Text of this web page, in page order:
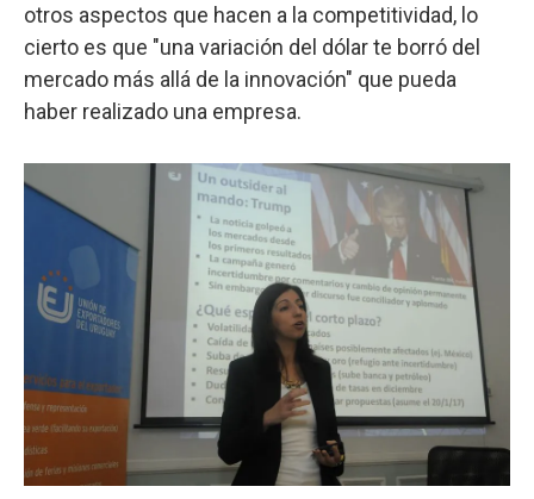
otros aspectos que hacen a la competitividad, lo
cierto es que "una variación del dólar te borró del
mercado más allá de la innovación" que pueda
haber realizado una empresa.